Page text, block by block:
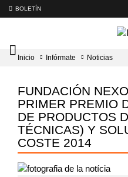
BOLETÍN
Intercambiador
del
principal
Inicio Infórmate Noticias
FUNDACIÓN
PRIMER PREMIO
DE PRODUCTOS
TÉCNICAS) Y
COSTE 2014